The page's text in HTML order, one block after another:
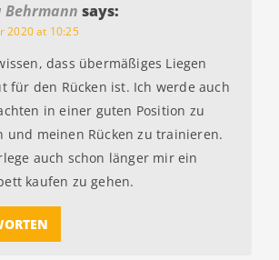
Behrmann says:
2020 at 10:25
dass übermäßiges Liegen
für den Rücken ist. Ich werde auch
in einer guten Position zu
und meinen Rücken zu trainieren.
auch schon länger mir ein
kaufen zu gehen.